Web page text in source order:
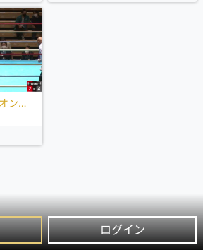
ログイン
栁堀 隆吾 VS スコーピオン金太郎